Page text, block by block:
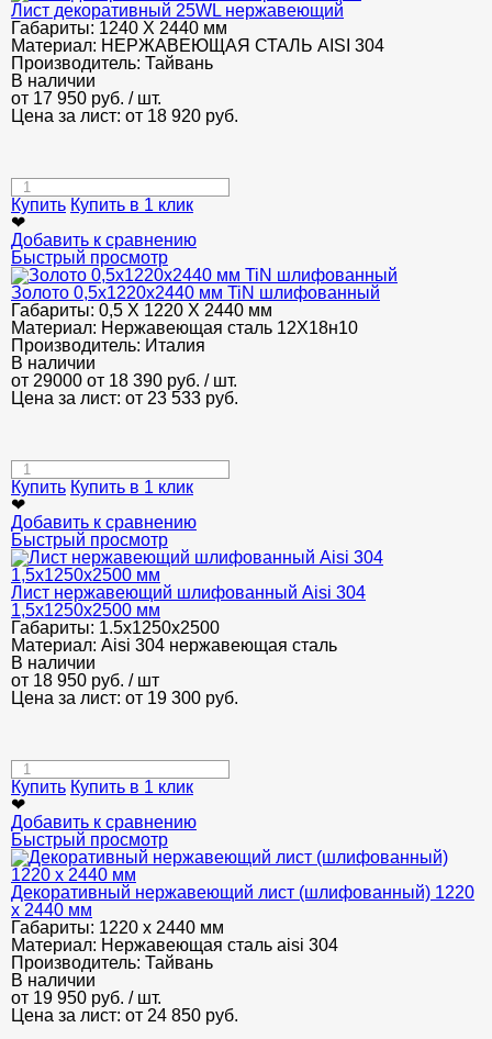
Лист декоративный 25WL нержавеющий
Габариты: 1240 Х 2440 мм
Материал: НЕРЖАВЕЮЩАЯ СТАЛЬ AISI 304
Производитель: Тайвань
В наличии
от 17 950 руб. / шт.
Цена за лист: от 18 920 руб.
Купить Купить в 1 клик
❤
Добавить к сравнению
Быстрый просмотр
Золото 0,5х1220х2440 мм TiN шлифованный
Габариты: 0,5 Х 1220 Х 2440 мм
Материал: Нержавеющая сталь 12Х18н10
Производитель: Италия
В наличии
от 29000 от 18 390 руб. / шт.
Цена за лист: от 23 533 руб.
Купить Купить в 1 клик
❤
Добавить к сравнению
Быстрый просмотр
Лист нержавеющий шлифованный Аisi 304
1,5х1250х2500 мм
Габариты: 1.5х1250х2500
Материал: Aisi 304 нержавеющая сталь
В наличии
от 18 950 руб. / шт
Цена за лист: от 19 300 руб.
Купить Купить в 1 клик
❤
Добавить к сравнению
Быстрый просмотр
Декоративный нержавеющий лист (шлифованный) 1220
х 2440 мм
Габариты: 1220 х 2440 мм
Материал: Нержавеющая сталь aisi 304
Производитель: Тайвань
В наличии
от 19 950 руб. / шт.
Цена за лист: от 24 850 руб.